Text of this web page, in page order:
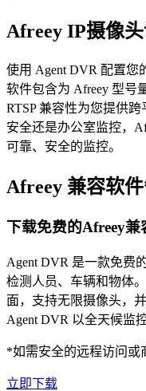
Afreey IP摄像
使用 Agent DVR 配置您
软件包含为 Afreey 型号
RTSP 兼容性为您提供
安全还是办公室监控，
可靠、安全的监控。
Afreey 兼容软
下载免费的Afreey兼
Agent DVR 是一款免费
检测人员、车辆和物体
面，支持无限摄像头，
Agent DVR 以全天候监
*如需安全的远程访问或
立即下载